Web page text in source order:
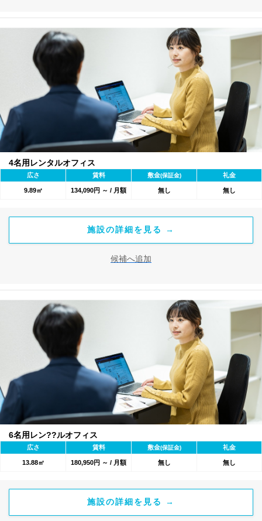
4名用レンタルオフィス
広さ 賃料 敷金(保証金) 礼金
9.89㎡ 134,090円 ～ / 月額 無し 無し
施設の詳細を見る →
候補へ追加
6名用レン??ルオフィス
広さ 賃料 敷金(保証金) 礼金
13.88㎡ 180,950円 ～ / 月額 無し 無し
施設の詳細を見る →